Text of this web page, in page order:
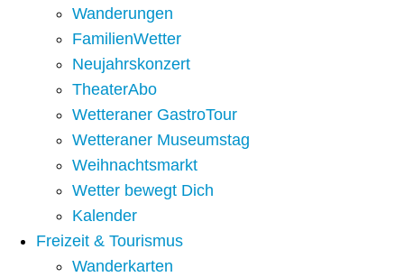
Wanderungen
FamilienWetter
Neujahrskonzert
TheaterAbo
Wetteraner GastroTour
Wetteraner Museumstag
Weihnachtsmarkt
Wetter bewegt Dich
Kalender
Freizeit & Tourismus
Wanderkarten